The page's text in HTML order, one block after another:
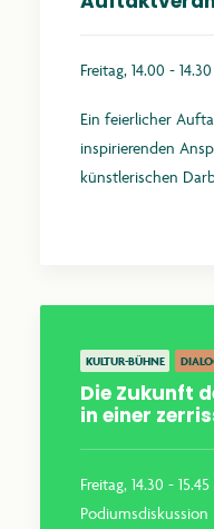
Freitag, 14.00 - 14.30
Ein feierlicher
inspirierenden
künstlerischen
KULTUR-BÜHNE
Die Zukunft
in einer
Freitag, 14.30 - 15.45
Podiumsdiskussion